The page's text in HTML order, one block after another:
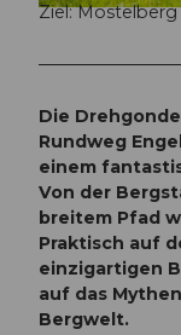
© Stefan Gwerder, SATTEL-
Ziel:
Die
Rundweg
einem
Von der
breitem Pfad
Praktisch auf
einzigartigen
auf das
Bergwelt.